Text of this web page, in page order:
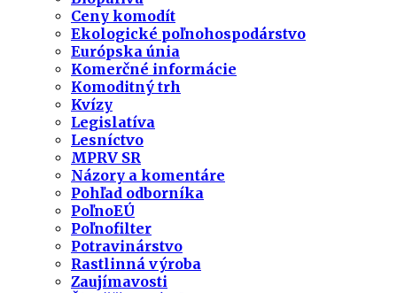
Ceny komodít
Ekologické poľnohospodárstvo
Európska únia
Komerčné informácie
Komoditný trh
Kvízy
Legislatíva
Lesníctvo
MPRV SR
Názory a komentáre
Pohľad odborníka
PoľnoEÚ
Poľnofilter
Potravinárstvo
Rastlinná výroba
Zaujímavosti